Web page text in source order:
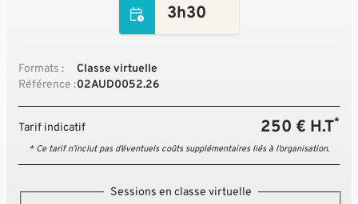
3h30
Formats :
Classe virtuelle
Référence :02AUD0052.26
Tarif indicatif 250 € H.T*
* Ce tarif n’inclut pas d’éventuels coûts supplémentaires liés à l’organisation.
Sessions en classe virtuelle